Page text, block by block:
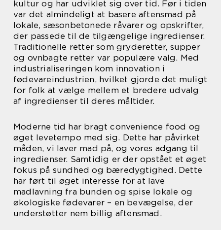
kultur og har udviklet sig over tid. Før i tiden
var det almindeligt at basere aftensmad på
lokale, sæsonbetonede råvarer og opskrifter,
der passede til de tilgængelige ingredienser.
Traditionelle retter som gryderetter, supper
og ovnbagte retter var populære valg. Med
industrialiseringen kom innovation i
fødevareindustrien, hvilket gjorde det muligt
for folk at vælge mellem et bredere udvalg
af ingredienser til deres måltider.
Moderne tid har bragt convenience food og
øget levetempo med sig. Dette har påvirket
måden, vi laver mad på, og vores adgang til
ingredienser. Samtidig er der opstået et øget
fokus på sundhed og bæredygtighed. Dette
har ført til øget interesse for at lave
madlavning fra bunden og spise lokale og
økologiske fødevarer – en bevægelse, der
understøtter nem billig aftensmad.